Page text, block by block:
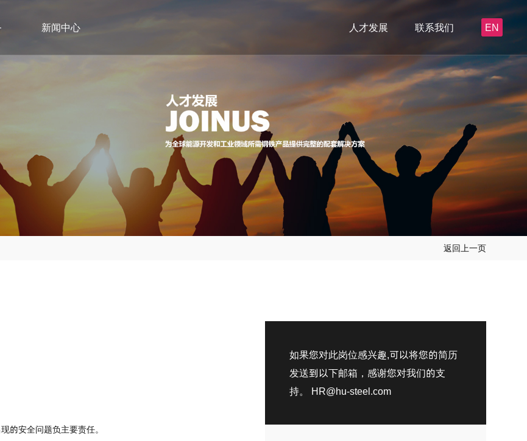
新闻中心 人才发展 联系我们 EN
返回上一页
的安全问题负主要责任。
如果您对此岗位感兴趣,可以将您的简历
发送到以下邮箱，感谢您对我们的支
持。 HR@hu-steel.com